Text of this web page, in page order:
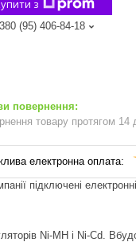
з
(95) 406-84-18
товару протягом 14
підключені
Ni-MH і Ni-Cd.